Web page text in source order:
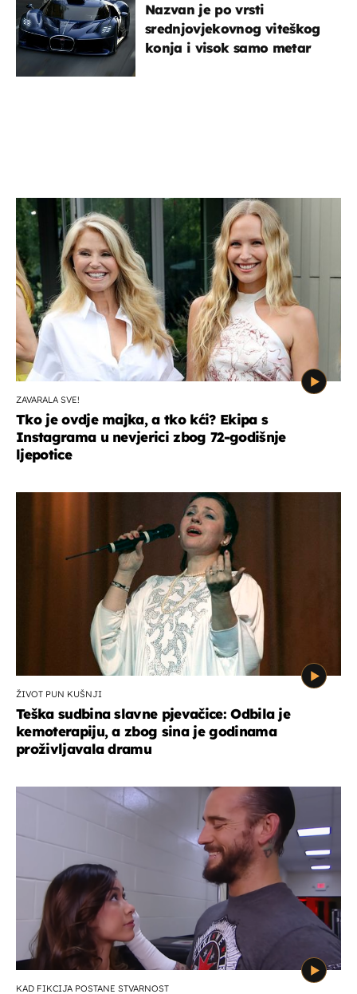
Nazvan je po vrsti
srednjovjekovnog viteškog
konja i visok samo metar
ZAVARALA SVE!
Tko je ovdje majka, a tko kći? Ekipa s
Instagrama u nevjerici zbog 72-godišnje
ljepotice
ŽIVOT PUN KUŠNJI
Teška sudbina slavne pjevačice: Odbila je
kemoterapiju, a zbog sina je godinama
proživljavala dramu
KAD FIKCIJA POSTANE STVARNOST